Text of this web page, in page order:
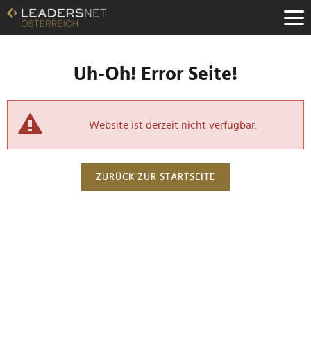
Uh-Oh! Error Seite!
Website ist derzeit nicht verfügbar.
ZURÜCK ZUR STARTSEITE